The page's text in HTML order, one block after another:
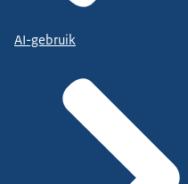
AI-gebruik